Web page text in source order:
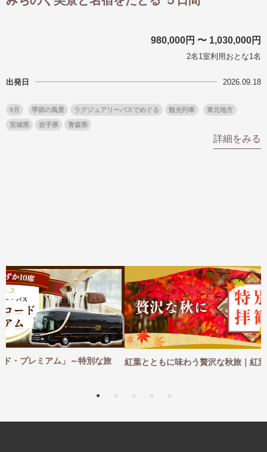
980,000円 〜 1,030,000円
2名1室利用おとな1名
出発日 2026.09.18
9月 季節の風景 ラグジュアリーバスでめぐる 観光列車 東北地方
宮城県 岩手県 青森県
詳細をみる
紅葉とともに味わう贅沢な秋旅｜紅葉×特別な体験 2026